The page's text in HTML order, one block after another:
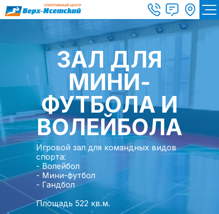
ЗАЛ ДЛЯ
МИНИ-
ФУТБОЛА И
ВОЛЕЙБОЛА
Игровой зал для командных видов
спорта:
- Волейбол
- Мини-футбол
- Гандбол
Площадь 522 кв.м.